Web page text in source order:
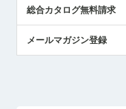
総合カタログ無料請求
メールマガジン登録